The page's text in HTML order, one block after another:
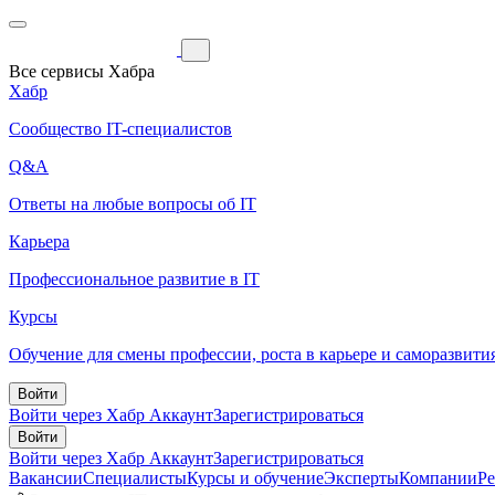
Все сервисы Хабра
Хабр
Сообщество IT-специалистов
Q&A
Ответы на любые вопросы об IT
Карьера
Профессиональное развитие в IT
Курсы
Обучение для смены профессии, роста в карьере и
Войти
Войти через Хабр АккаунтЗарегистрироваться
Войти
Войти через Хабр АккаунтЗарегистрироваться
ВакансииСпециалистыКурсы и обучениеЭкспертыКомпании